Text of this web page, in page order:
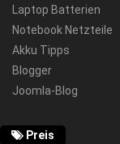
Laptop Batterien
Notebook Netzteile
Akku Tipps
Blogger
Joomla-Blog
Preis